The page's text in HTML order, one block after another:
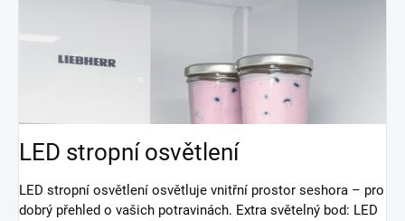
LED stropní osvětlení
LED stropní osvětlení osvětluje vnitřní prostor seshora – pro
dobrý přehled o vašich potravinách. Extra světelný bod: LED